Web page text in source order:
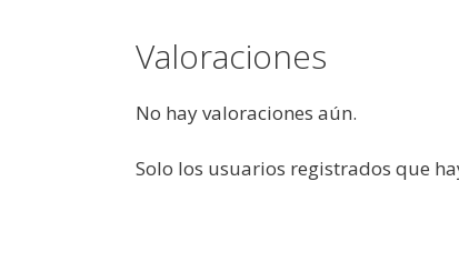
Valoraciones
No hay valoraciones aún.
Solo los usuarios registrados que